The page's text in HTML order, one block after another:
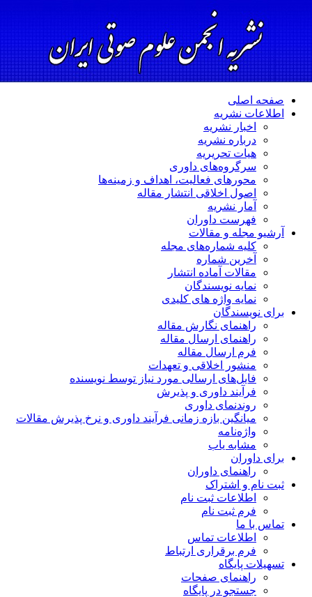
صفحه اصلی
اطلاعات نشریه
اخبار نشریه
درباره نشریه
هیات تحریریه
سرگروه‌های داوری
محورهای فعالیت، اهداف و زمینه‌ها
اصول اخلاقی انتشار مقاله
آمار نشریه
فهرست داوران
آرشیو مجله و مقالات
کلیه شماره‌های مجله
آخرین شماره
مقالات آماده انتشار
نمایه نویسندگان
نمایه واژه های کلیدی
برای نویسندگان
راهنمای نگارش مقاله
راهنمای ارسال مقاله
فرم ارسال مقاله
منشور اخلاقی و تعهدات
فایل‌های ارسالی مورد نیاز توسط نویسنده
فرآیند داوری و پذیرش
روندنمای داوری
میانگین بازه زمانی فرآیند داوری و نرخ پذیرش مقالات
واژه‌نامه
مشابه یاب
برای داوران
راهنمای داوران
ثبت نام و اشتراک
اطلاعات ثبت نام
فرم ثبت نام
تماس با ما
اطلاعات تماس
فرم برقراری ارتباط
تسهیلات پایگاه
راهنمای صفحات
جستجو در پایگاه